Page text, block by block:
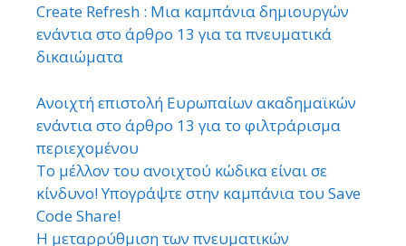
Create Refresh : Μια καμπάνια δημιουργών
ενάντια στο άρθρο 13 για τα πνευματικά
δικαιώματα
Ανοιχτή επιστολή Ευρωπαίων ακαδημαϊκών
ενάντια στο άρθρο 13 για το φιλτράρισμα
περιεχομένου
Το μέλλον του ανοιχτού κώδικα είναι σε
κίνδυνο! Υπογράψτε στην καμπάνια του Save
Code Share!
Η μεταρρύθμιση των πνευματικών